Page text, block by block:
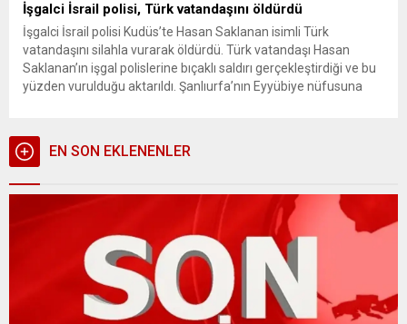
İşgalci İsrail polisi, Türk vatandaşını öldürdü
İşgalci İsrail polisi Kudüs’te Hasan Saklanan isimli Türk
vatandaşını silahla vurarak öldürdü. Türk vatandaşı Hasan
Saklanan’ın işgal polislerine bıçaklı saldırı gerçekleştirdiği ve bu
yüzden vurulduğu aktarıldı. Şanlıurfa’nın Eyyübiye nüfusuna
bölgesindeki Herod Kapısı yakınlarında 72...
EN SON EKLENENLER